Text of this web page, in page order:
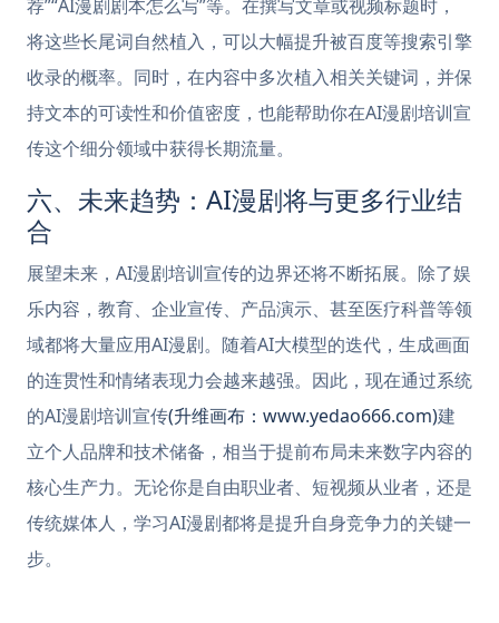
荐”“AI漫剧剧本怎么写”等。在撰写文章或视频标题时，
将这些长尾词自然植入，可以大幅提升被百度等搜索引擎
收录的概率。同时，在内容中多次植入相关关键词，并保
持文本的可读性和价值密度，也能帮助你在AI漫剧培训宣
传这个细分领域中获得长期流量。
六、未来趋势：AI漫剧将与更多行业结
合
展望未来，AI漫剧培训宣传的边界还将不断拓展。除了娱
乐内容，教育、企业宣传、产品演示、甚至医疗科普等领
域都将大量应用AI漫剧。随着AI大模型的迭代，生成画面
的连贯性和情绪表现力会越来越强。因此，现在通过系统
的AI漫剧培训宣传(升维画布：www.yedao666.com)建
立个人品牌和技术储备，相当于提前布局未来数字内容的
核心生产力。无论你是自由职业者、短视频从业者，还是
传统媒体人，学习AI漫剧都将是提升自身竞争力的关键一
步。